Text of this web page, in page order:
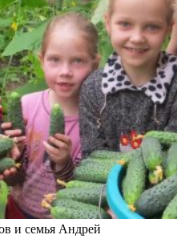
и семья Андрей